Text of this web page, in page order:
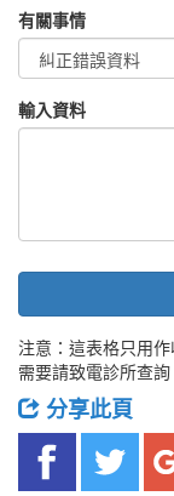
有關事情
輸入資料
注意：這表格只用
需要請致電診所查詢
分享此頁